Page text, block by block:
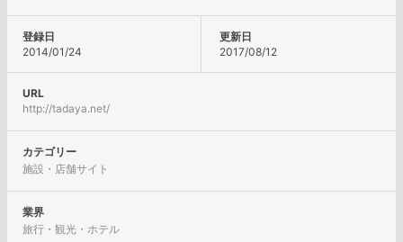
登録日
2014/01/24
更新日
2017/08/12
URL
http://tadaya.net/
カテゴリー
施設・店舗サイト
業界
旅行・観光・ホテル